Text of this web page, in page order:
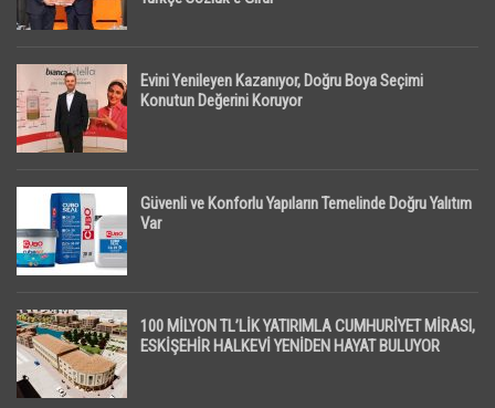
Evini Yenileyen Kazanıyor, Doğru Boya Seçimi
Konutun Değerini Koruyor
Güvenli ve Konforlu Yapıların Temelinde Doğru Yalıtım
Var
100 MİLYON TL’LİK YATIRIMLA CUMHURİYET MİRASI,
ESKİŞEHİR HALKEVİ YENİDEN HAYAT BULUYOR